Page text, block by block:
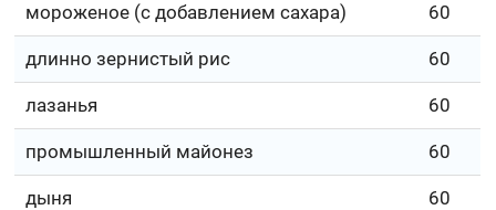
мороженое (с добавлением сахара) 60
длинно зернистый рис 60
лазанья 60
промышленный майонез 60
дыня 60